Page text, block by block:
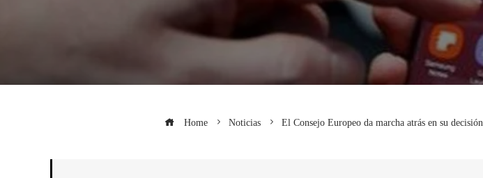
Home Noticias El Consejo Europeo da marcha atrás en su